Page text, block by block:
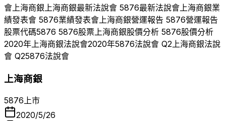
會 上海商銀 上海商銀最新法說會 5876最新法說會 上海商銀業
績發表會 5876業績發表會 上海商銀營運報告 5876營運報告
股票代碼5876 5876股票 上海商銀股價分析 5876股價分析
2020年 上海商銀法說會2020年5876法說會 Q2 上海商銀法說
會 Q25876法說會
上海商銀
5876上市
2020/5/26